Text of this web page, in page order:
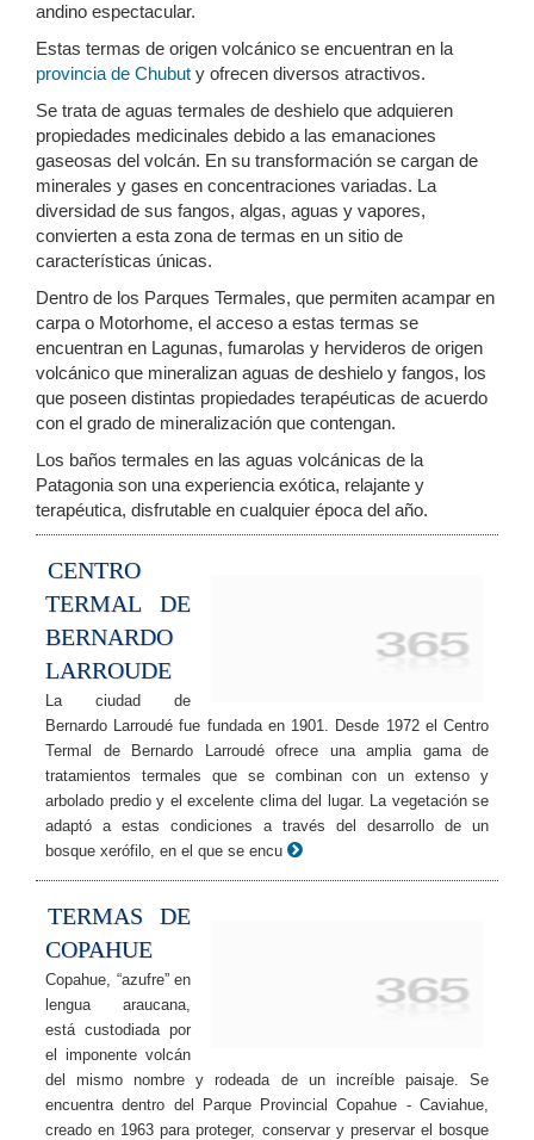
andino espectacular.
Estas termas de origen volcánico se encuentran en la
provincia de Chubut y ofrecen diversos atractivos.
Se trata de aguas termales de deshielo que adquieren
propiedades medicinales debido a las emanaciones
gaseosas del volcán. En su transformación se cargan de
minerales y gases en concentraciones variadas. La
diversidad de sus fangos, algas, aguas y vapores,
convierten a esta zona de termas en un sitio de
características únicas.
Dentro de los Parques Termales, que permiten acampar en
carpa o Motorhome, el acceso a estas termas se
encuentran en Lagunas, fumarolas y hervideros de origen
volcánico que mineralizan aguas de deshielo y fangos, los
que poseen distintas propiedades terapéuticas de acuerdo
con el grado de mineralización que contengan.
Los baños termales en las aguas volcánicas de la
Patagonia son una experiencia exótica, relajante y
terapéutica, disfrutable en cualquier época del año.
CENTRO
TERMAL DE
BERNARDO
LARROUDE
La ciudad de
Bernardo Larroudé fue fundada en 1901. Desde 1972 el Centro
Termal de Bernardo Larroudé ofrece una amplia gama de
tratamientos termales que se combinan con un extenso y
arbolado predio y el excelente clima del lugar. La vegetación se
adaptó a estas condiciones a través del desarrollo de un
bosque xerófilo, en el que se encu
TERMAS DE
COPAHUE
Copahue, “azufre” en
lengua araucana,
está custodiada por
el imponente volcán
del mismo nombre y rodeada de un increíble paisaje. Se
encuentra dentro del Parque Provincial Copahue - Caviahue,
creado en 1963 para proteger, conservar y preservar el bosque